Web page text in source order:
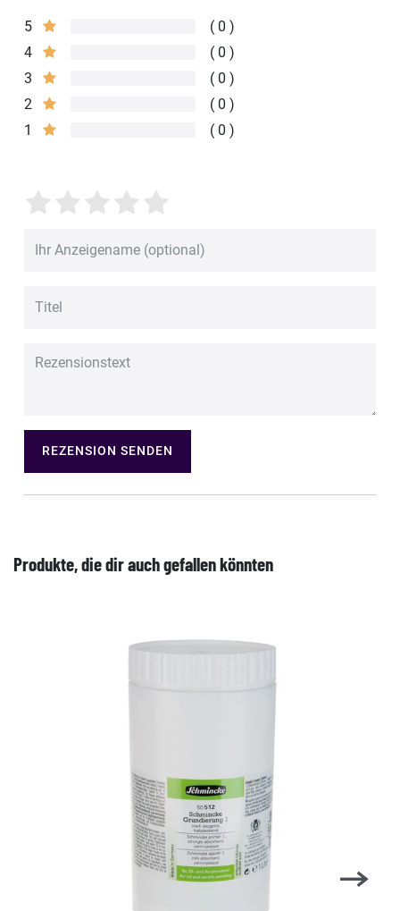
5
0
4
0
3
0
2
0
1
0
REZENSION SENDEN
Produkte, die dir auch gefallen könnten